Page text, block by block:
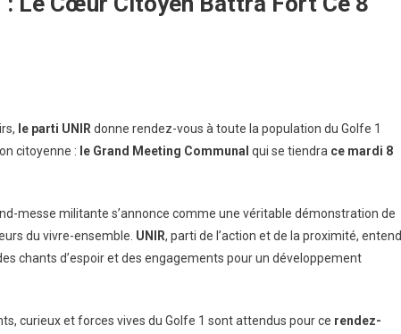
le parti UNIR donne rendez-vous à toute la population du Golfe 1
citoyenne : le Grand Meeting Communal qui se tiendra ce mardi 8
messe militante s’annonce comme une véritable démonstration de
du vivre-ensemble. UNIR, parti de l’action et de la proximité, entend
chants d’espoir et des engagements pour un développement
curieux et forces vives du Golfe 1 sont attendus pour ce rendez-